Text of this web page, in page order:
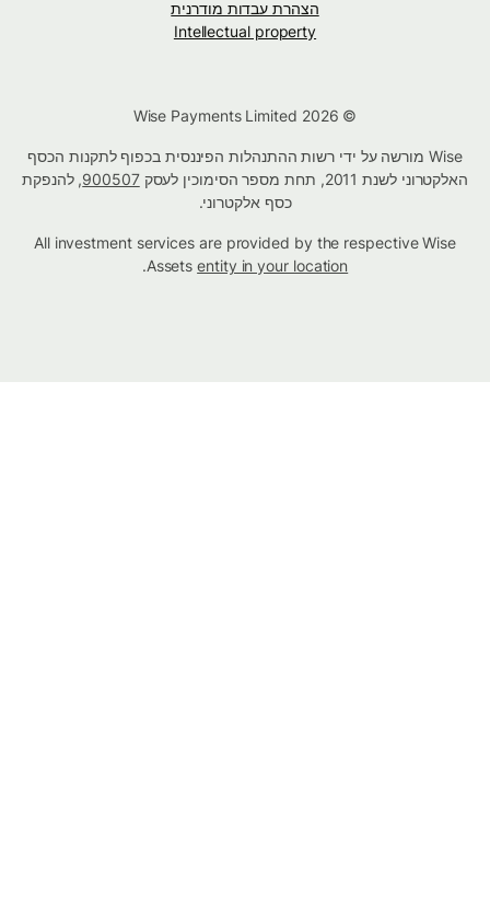
הצהרת עבדות מודרנית
Intellectual property
Wise מורשה על ידי רשות ההתנהלות הפיננסית בכפוף לתקנות הכסף
האלקטרוני לשנת 2011, תחת מספר הסימוכין לעסק
900507, להנפקת
כסף אלקטרוני.
All investment services are provided by the respective Wise
Assetsentity in your location
.